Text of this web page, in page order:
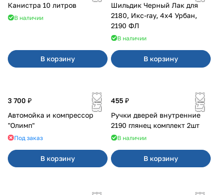
Канистра 10 литров
В наличии
В корзину
Шильдик Черный Лак для
2180, Икс-ray, 4x4 Урбан,
2190 ФЛ
В наличии
В корзину
3 700 ₽
Автомойка и компрессор
"Олимп"
Под заказ
В корзину
455 ₽
Ручки дверей внутренние
2190 глянец комплект 2шт
В наличии
В корзину